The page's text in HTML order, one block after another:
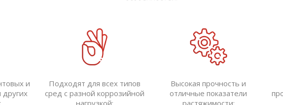
и
других
Подходят для всех типов
сред с разной коррозийной
нагрузкой;
Высокая прочность и
отличные показатели
растяжимости;